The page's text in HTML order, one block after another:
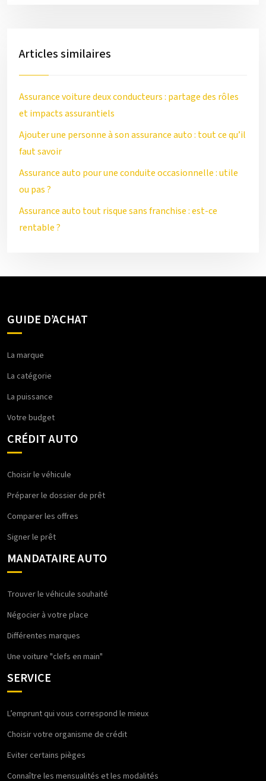
Articles similaires
Assurance voiture deux conducteurs : partage des rôles
et impacts assurantiels
Ajouter une personne à son assurance auto : tout ce qu’il
faut savoir
Assurance auto pour une conduite occasionnelle : utile
ou pas ?
Assurance auto tout risque sans franchise : est-ce
rentable ?
GUIDE D’ACHAT
La marque
La catégorie
La puissance
Votre budget
CRÉDIT AUTO
Choisir le véhicule
Préparer le dossier de prêt
Comparer les offres
Signer le prêt
MANDATAIRE AUTO
Trouver le véhicule souhaité
Négocier à votre place
Différentes marques
Une voiture "clefs en main"
SERVICE
L’emprunt qui vous correspond le mieux
Choisir votre organisme de crédit
Eviter certains pièges
Connaître les mensualités et les modalités